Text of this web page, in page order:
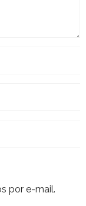
por e-mail.